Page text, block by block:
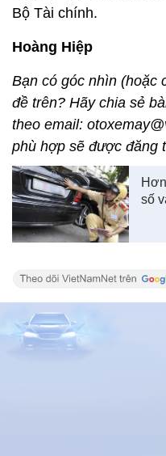
Bộ Tài chính.
Hoàng Hiệp
Bạn có góc nhìn (hoặc
đề trên? Hãy chia sẻ
theo email:
phù hợp sẽ được đăng
số